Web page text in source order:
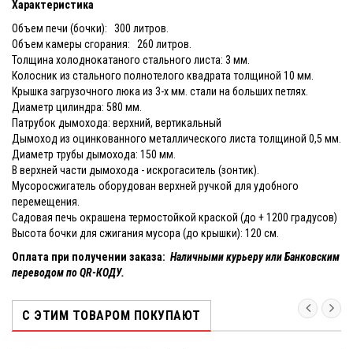
Характеристика
Объем печи (бочки): 300 литров.
Объем камеры сгорания: 260 литров.
Толщина холоднокатаного стального листа: 3 мм.
Колосник из стального полнотелого квадрата толщиной 10 мм.
Крышка загрузочного люка из 3-х мм. стали на больших петлях.
Диаметр цилиндра: 580 мм.
Патрубок дымохода: верхний, вертикальный
Дымоход из оцинкованного металлического листа толщиной 0,5 мм.
Диаметр трубы дымохода: 150 мм.
В верхней части дымохода - искрогаситель (зонтик).
Мусоросжигатель оборудован верхней ручкой для удобного
перемещения.
Садовая печь окрашена термостойкой краской (до + 1200 градусов)
Высота бочки для сжигания мусора (до крышки): 120 см.
Оплата при получении заказа: Наличными курьеру или Банковским
переводом по QR-КОДУ.
С ЭТИМ ТОВАРОМ ПОКУПАЮТ